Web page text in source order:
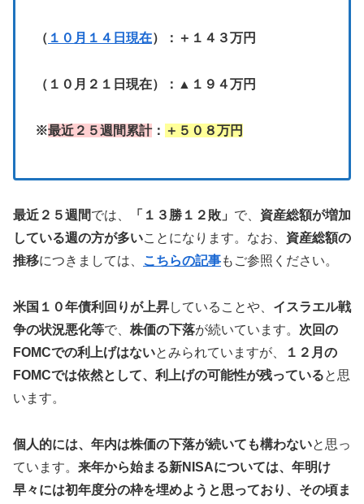
（ １０月１４日現在）：＋１４３万円
（１０月２１日現在）：▲１９４万円
※最近２５週間累計： ＋５０８万円
最近２５週間では、 「１３勝１２敗」 で、 資産総額が増加
している週の方が多いことになります。なお、 資産総額の
推移につきましては、 こちらの記事もご参照ください。
米国１０年債利回りが上昇していることや、 イスラエル戦
争の状況悪化等で、 株価の下落が続いています。 次回の
FOMCでの利上げはないとみられていますが、
１２月の
FOMCでは依然として、利上げの可能性が残っていると思
います。
個人的には、年内は株価の下落が続いても構わないと思っ
ています。 来年から始まる新NISAについては、年明け
早々には初年度分の枠を埋めようと思っており、その頃ま